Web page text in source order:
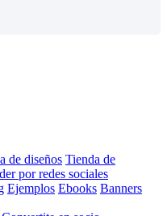
de diseños Tienda de
por redes sociales
Ejemplos Ebooks Banners